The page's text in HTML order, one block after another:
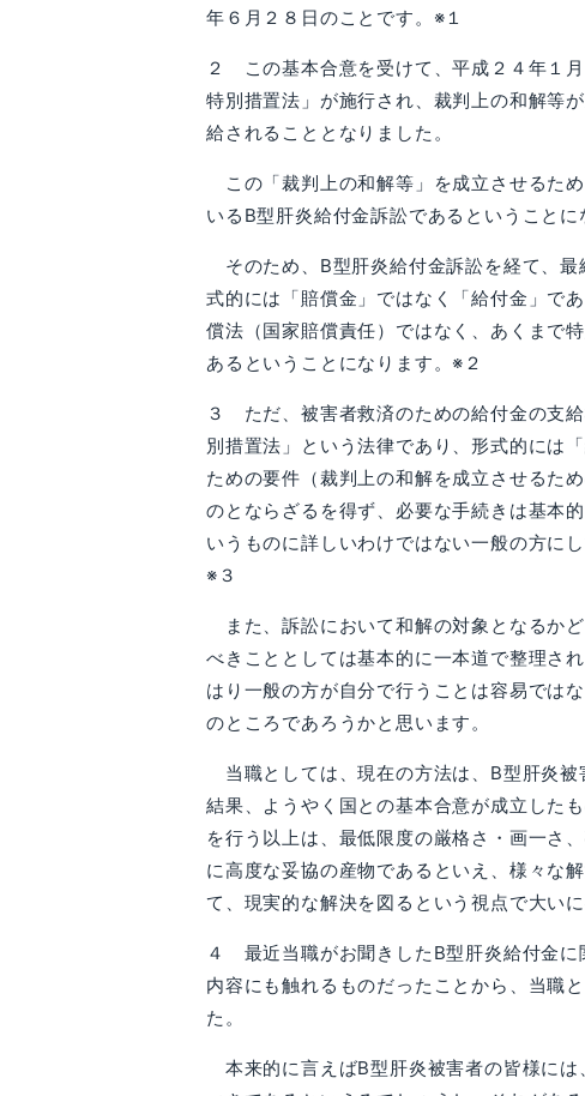
年６月２８日のことです。※１
２ この基本合意を受けて、平成２４年１
特別措置法」が施行され、裁判上の和解等
給されることとなりました。
この「裁判上の和解等」を成立させるた
いるB型肝炎給付金訴訟であるということに
そのため、B型肝炎給付金訴訟を経て、
式的には「賠償金」ではなく「給付金」で
償法（国家賠償責任）ではなく、あくまで
あるということになります。※２
３ ただ、被害者救済のための給付金の支
別措置法」という法律であり、形式的には
ための要件（裁判上の和解を成立させるた
のとならざるを得ず、必要な手続きは基本
いうものに詳しいわけではない一般の方に
※３
また、訴訟において和解の対象となるか
べきこととしては基本的に一本道で整理さ
はり一般の方が自分で行うことは容易では
のところであろうかと思います。
当職としては、現在の方法は、B型肝炎
結果、ようやく国との基本合意が成立した
を行う以上は、最低限度の厳格さ・画一さ
に高度な妥協の産物であるといえ、様々な
て、現実的な解決を図るという視点で大い
４ 最近当職がお聞きしたB型肝炎給付金
内容にも触れるものだったことから、当職
た。
本来的に言えばB型肝炎被害者の皆様に